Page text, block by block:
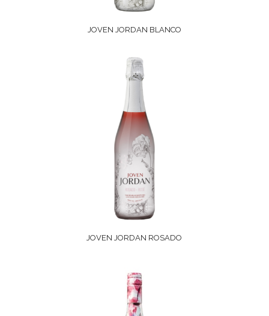
JOVEN JORDAN BLANCO
JOVEN JORDAN ROSADO